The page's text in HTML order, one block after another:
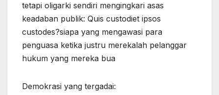
tetapi oligarki sendiri mengingkari asas
keadaban publik: Quis custodiet ipsos
custodes?siapa yang mengawasi para
penguasa ketika justru merekalah pelanggar
hukum yang mereka bua
Demokrasi yang tergadai: